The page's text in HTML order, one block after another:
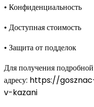
• Конфиденциальность
• Доступная стоимость
• Защита от подделок
Для получения
адресу: https://
v-kazani